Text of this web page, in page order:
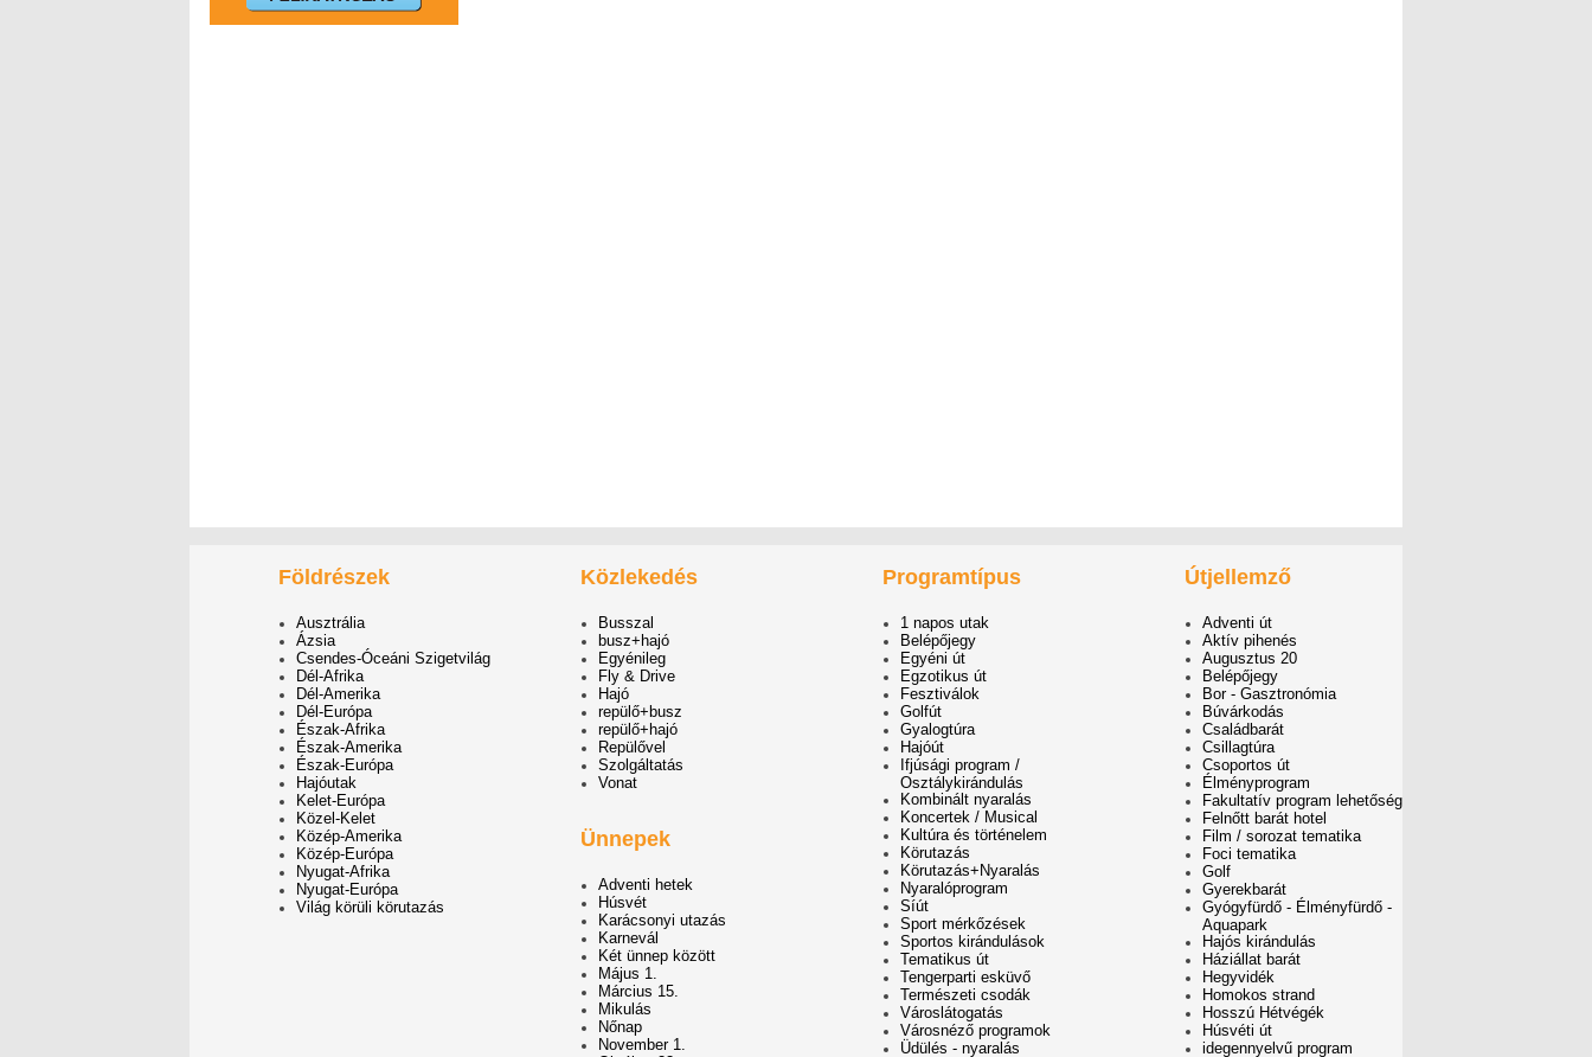
Földrészek
Ausztrália
Ázsia
Csendes-Óceáni Szigetvilág
Dél-Afrika
Dél-Amerika
Dél-Európa
Észak-Afrika
Észak-Amerika
Észak-Európa
Hajóutak
Kelet-Európa
Közel-Kelet
Közép-Amerika
Közép-Európa
Nyugat-Afrika
Nyugat-Európa
Világ körüli körutazás
Közlekedés
Busszal
busz+hajó
Egyénileg
Fly & Drive
Hajó
repülő+busz
repülő+hajó
Repülővel
Szolgáltatás
Vonat
Ünnepek
Adventi hetek
Húsvét
Karácsonyi utazás
Karnevál
Két ünnep között
Május 1.
Március 15.
Mikulás
Nőnap
November 1.
Programtípus
1 napos utak
Belépőjegy
Egyéni út
Egzotikus út
Fesztiválok
Golfút
Gyalogtúra
Hajóút
Ifjúsági program /
Osztálykirándulás
Kombinált nyaralás
Koncertek / Musical
Kultúra és történelem
Körutazás
Körutazás+Nyaralás
Nyaralóprogram
Síút
Sport mérkőzések
Sportos kirándulások
Tematikus út
Tengerparti esküvő
Természeti csodák
Városlátogatás
Városnéző programok
Üdülés - nyaralás
Útjellemző
Adventi út
Aktív pihenés
Augusztus 20
Belépőjegy
Bor - Gasztronómia
Búvárkodás
Családbarát
Csillagtúra
Csoportos út
Élményprogram
Fakultatív program lehetőség
Felnőtt barát hotel
Film / sorozat tematika
Foci tematika
Golf
Gyerekbarát
Gyógyfürdő - Élményfürdő -
Aquapark
Hajós kirándulás
Háziállat barát
Hegyvidék
Homokos strand
Hosszú Hétvégék
Húsvéti út
idegennyelvű program